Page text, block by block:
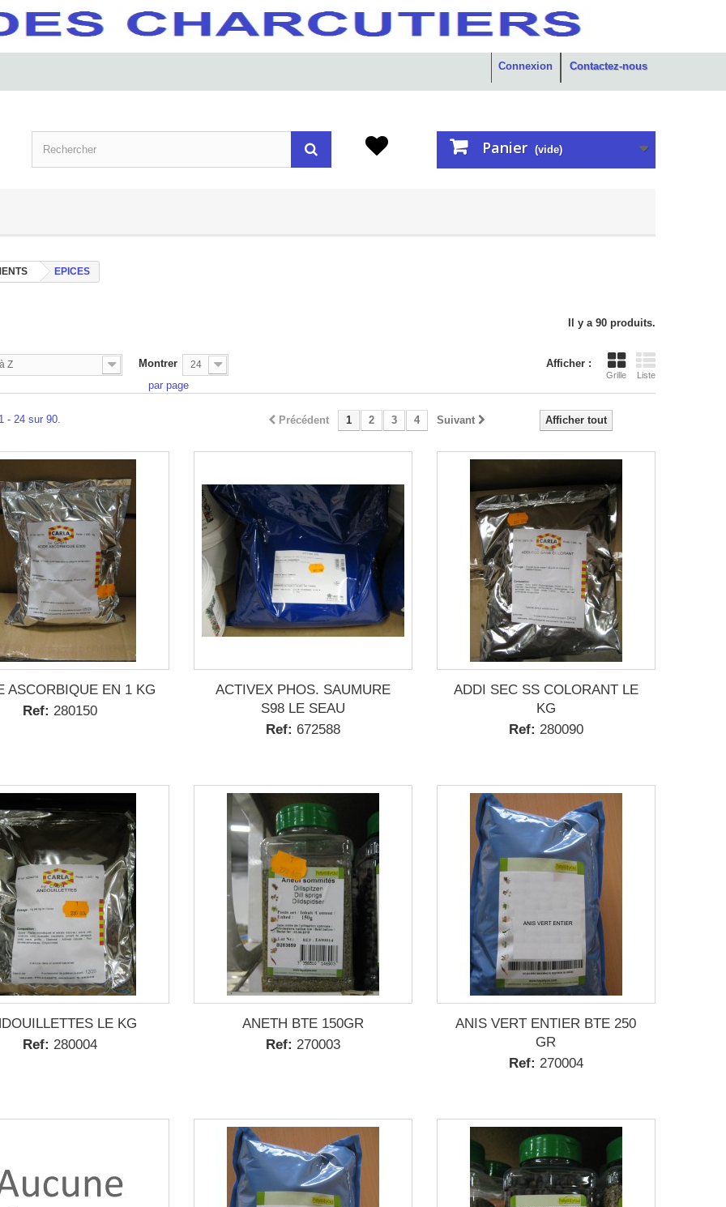
Contactez-nous
Connexion
Panier (vide)
EPICES
Il y a 90 produits.
Afficher :
Grille Liste
Z Montrer 24
par page
Afficher tout
Précédent 1 2 3 4 Suivant
- 24 sur 90.
ASCORBIQUE EN 1 KG
Ref: 280150
ACTIVEX PHOS. SAUMURE
S98 LE SEAU
Ref: 672588
ADDI SEC SS COLORANT LE
KG
Ref: 280090
LE KG
Ref: 280004
ANETH BTE 150GR
Ref: 270003
ANIS VERT ENTIER BTE 250
GR
Ref: 270004